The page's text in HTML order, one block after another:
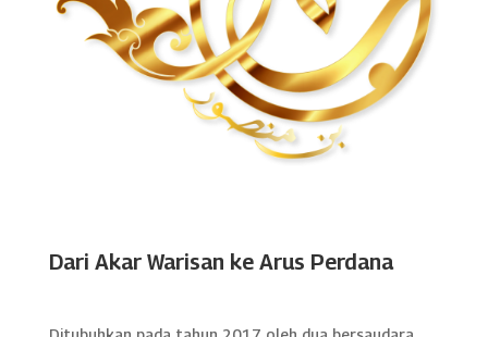
Dari Akar Warisan ke Arus Perdana